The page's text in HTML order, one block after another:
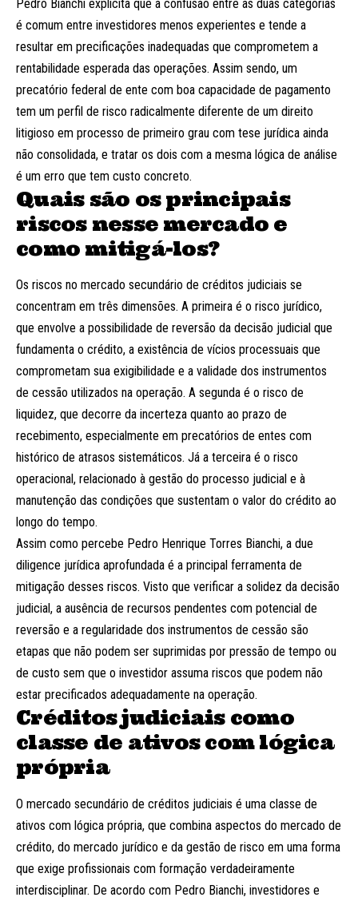
Pedro Bianchi explicita que a confusão entre as duas categorias
é comum entre investidores menos experientes e tende a
resultar em precificações inadequadas que comprometem a
rentabilidade esperada das operações. Assim sendo, um
precatório federal de ente com boa capacidade de pagamento
tem um perfil de risco radicalmente diferente de um direito
litigioso em processo de primeiro grau com tese jurídica ainda
não consolidada, e tratar os dois com a mesma lógica de análise
é um erro que tem custo concreto.
Quais são os principais
riscos nesse mercado e
como mitigá-los?
Os riscos no mercado secundário de créditos judiciais se
concentram em três dimensões. A primeira é o risco jurídico,
que envolve a possibilidade de reversão da decisão judicial que
fundamenta o crédito, a existência de vícios processuais que
comprometam sua exigibilidade e a validade dos instrumentos
de cessão utilizados na operação. A segunda é o risco de
liquidez, que decorre da incerteza quanto ao prazo de
recebimento, especialmente em precatórios de entes com
histórico de atrasos sistemáticos. Já a terceira é o risco
operacional, relacionado à gestão do processo judicial e à
manutenção das condições que sustentam o valor do crédito ao
longo do tempo.
Assim como percebe Pedro Henrique Torres Bianchi, a due
diligence jurídica aprofundada é a principal ferramenta de
mitigação desses riscos. Visto que verificar a solidez da decisão
judicial, a ausência de recursos pendentes com potencial de
reversão e a regularidade dos instrumentos de cessão são
etapas que não podem ser suprimidas por pressão de tempo ou
de custo sem que o investidor assuma riscos que podem não
estar precificados adequadamente na operação.
Créditos judiciais como
classe de ativos com lógica
própria
O mercado secundário de créditos judiciais é uma classe de
ativos com lógica própria, que combina aspectos do mercado de
crédito, do mercado jurídico e da gestão de risco em uma forma
que exige profissionais com formação verdadeiramente
interdisciplinar. De acordo com Pedro Bianchi, investidores e